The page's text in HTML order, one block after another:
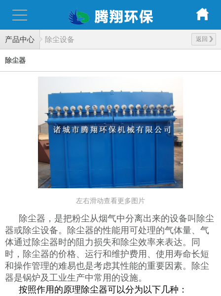
产品中心 返回
除尘设备
除尘器
左右滑动查看更多图片
除尘器，是把粉尘从烟气中分离出来的设备叫除尘
器或除尘设备。除尘器的性能用可处理的气体量、气
体通过除尘器时的阻力损失和除尘效率来表达。同
时，除尘器的价格、运行和维护费用、使用寿命长短
和操作管理的难易也是考虑其性能的重要因素。除尘
器是锅炉及工业生产中常用的设施。
按照作用的原理除尘器可以分为以下几种：